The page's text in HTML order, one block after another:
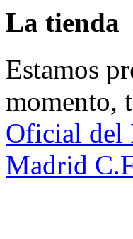
La tienda
Estamos
momento,
Oficial del
Madrid